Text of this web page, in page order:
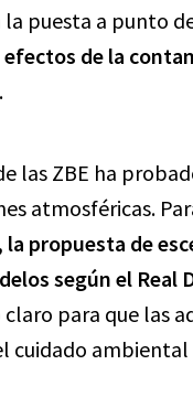
puesta a punto
de la
.
las ZBE ha
atmosféricas.
la propuesta de
según el Real
claro para que las
cuidado